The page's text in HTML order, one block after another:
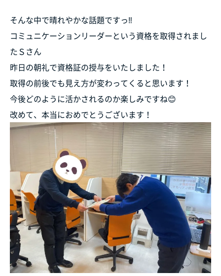
そんな中で晴れやかな話題ですっ‼️
コミュニケーションリーダーという資格を取得されまし
たＳさん
昨日の朝礼で資格証の授与をいたしました！
取得の前後でも見え方が変わってくると思います！
今後どのように活かされるのか楽しみですね😊
改めて、本当におめでとうございます！